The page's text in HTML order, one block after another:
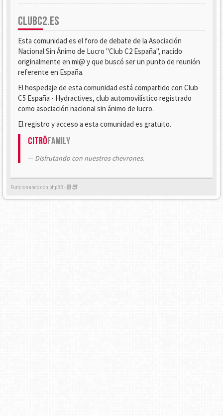
CLUBC2.ES
Esta comunidad es el foro de debate de la Asociación
Nacional Sin Ánimo de Lucro "Club C2 España", nacido
originalmente en mi@ y que buscó ser un punto de reunión
referente en España.
El hospedaje de esta comunidad está compartido con Club
C5 España - Hydractives, club automovilístico registrado
como asociación nacional sin ánimo de lucro.
El registro y acceso a esta comunidad es gratuito.
CitröFamily
Disfrutando con nuestros chevrones.
Funcionando con phpBB -